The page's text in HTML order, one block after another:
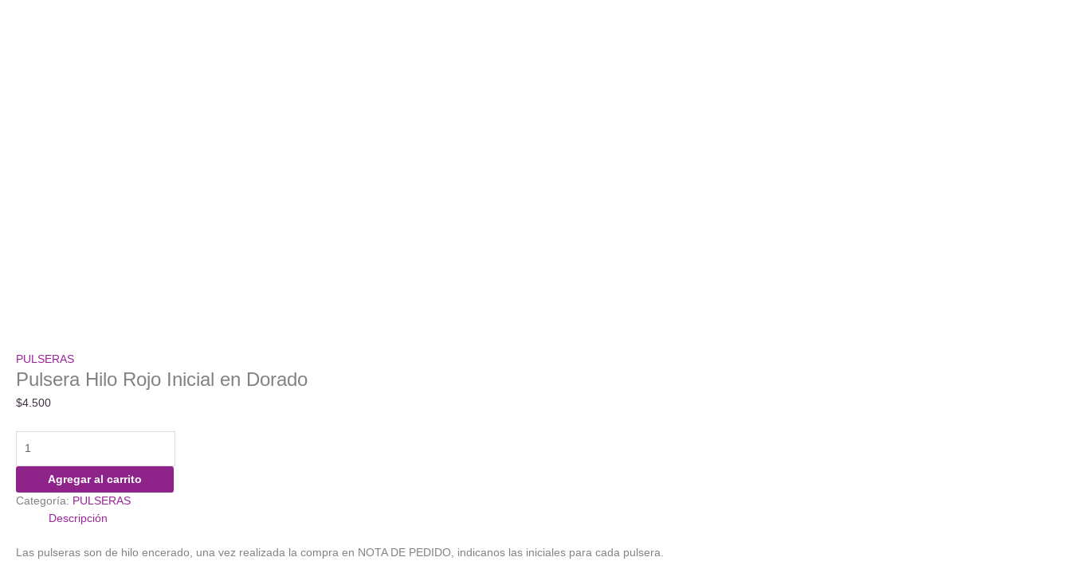
PULSERAS
Pulsera Hilo Rojo Inicial en Dorado
$4.500
Hilo
Inicial
en
Dorado
Agregar al carrito
Categoría: PULSERAS
Descripción
Las pulseras son de hilo encerado, una vez realizada la compra en NOTA DE PEDIDO, indicanos las iniciales para cada pulsera.